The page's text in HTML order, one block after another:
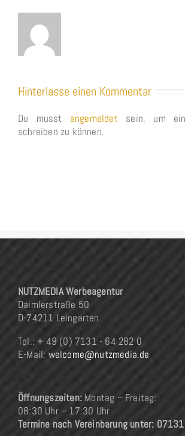
Hinterlasse einen Kommentar
Du musst angemeldet sein, um
schreiben zu können.
NUTZMEDIA Werbeagentur
Daimlerstraße 50
D-74211 Leingarten
Tel.: + 49 (0) 7131 - 64 282 0
E-Mail: welcome@nutzmedia.de
Öffnungszeiten: Montag – Freitag:
08:30 Uhr – 17:30 Uhr
Termine nach Vereinbarung unter: